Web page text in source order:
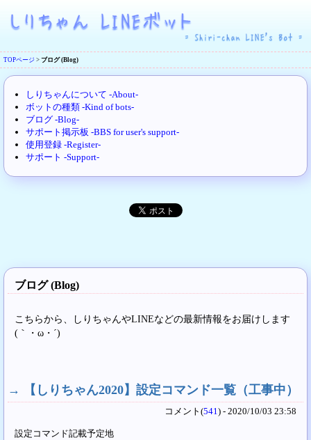
TOPページ > ブログ (Blog)
しりちゃんについて -About-
ボットの種類 -Kind of bots-
ブログ -Blog-
サポート掲示板 -BBS for user's support-
使用登録 -Register-
サポート -Support-
ブログ (Blog)
こちらから、しりちゃんやLINEなどの最新情報をお届けします
(｀・ω・´)
→ 【しりちゃん2020】設定コマンド一覧（工事中）
コメント(541) - 2020/10/03 23:58
設定コマンド記載予定地